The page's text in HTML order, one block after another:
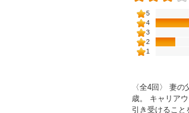
5
4
3
2
1
〈全4回〉 妻
歳。 キャリア
引き受けるこ